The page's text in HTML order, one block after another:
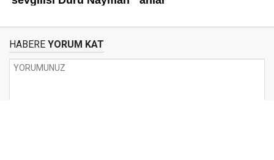
HABERE YORUM KAT